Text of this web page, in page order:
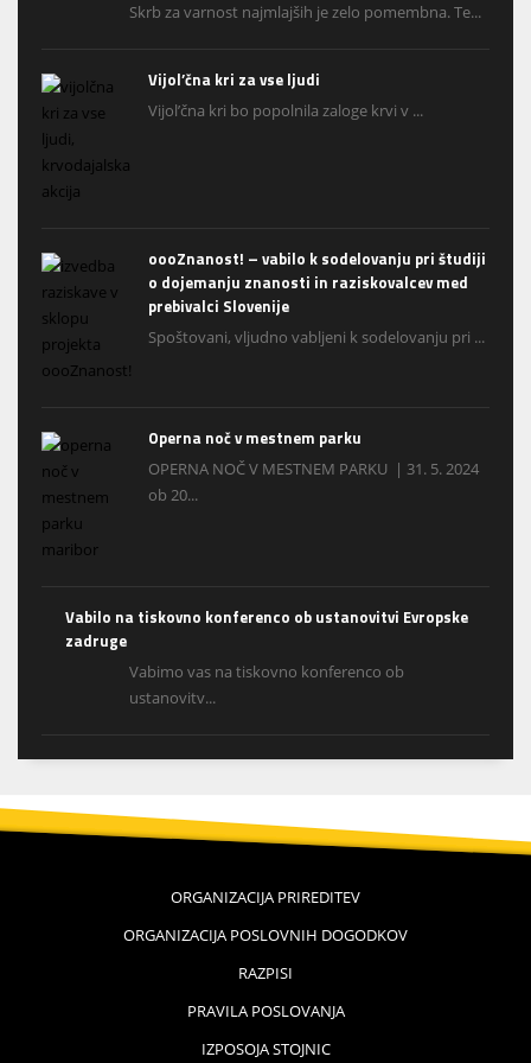
Skrb za varnost najmlajših je zelo pomembna. Te...
Vijol’čna kri za vse ljudi
Vijol’čna kri bo popolnila zaloge krvi v ...
oooZnanost! – vabilo k sodelovanju pri študiji
o dojemanju znanosti in raziskovalcev med
prebivalci Slovenije
Spoštovani, vljudno vabljeni k sodelovanju pri ...
Operna noč v mestnem parku
OPERNA NOČ V MESTNEM PARKU | 31. 5. 2024
ob 20...
Vabilo na tiskovno konferenco ob ustanovitvi Evropske
zadruge
Vabimo vas na tiskovno konferenco ob
ustanovitv...
ORGANIZACIJA PRIREDITEV
ORGANIZACIJA POSLOVNIH DOGODKOV
RAZPISI
PRAVILA POSLOVANJA
IZPOSOJA STOJNIC